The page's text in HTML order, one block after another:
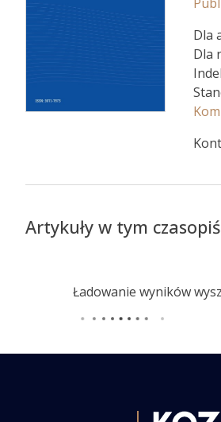
Dla
Dla
Artykuły w tym
Ładowanie wyników